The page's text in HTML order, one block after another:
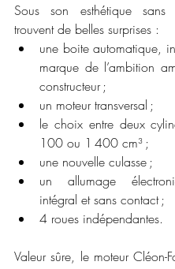
Sous son esthétique sans
trouvent de belles surprises :
une boite automatique,
marque de l’ambition
constructeur ;
un moteur transversal ;
le choix entre deux
100 ou 1 400 cm³ ;
une nouvelle culasse ;
un allumage
intégral et sans contact ;
4 roues indépendantes.
Valeur sûre, le moteur Cléon-